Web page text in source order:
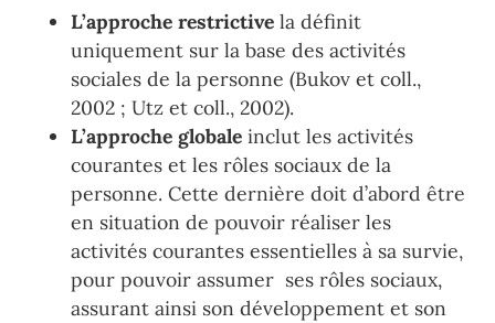
L’approche restrictive la définit
uniquement sur la base des activités
sociales de la personne (Bukov et coll.,
2002 ; Utz et coll., 2002).
L’approche globale inclut les activités
courantes et les rôles sociaux de la
personne. Cette dernière doit d’abord être
en situation de pouvoir réaliser les
activités courantes essentielles à sa survie,
pour pouvoir assumer ses rôles sociaux,
assurant ainsi son développement et son